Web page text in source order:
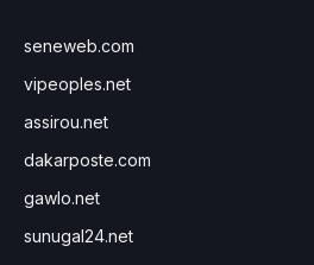
seneweb.com
vipeoples.net
assirou.net
dakarposte.com
gawlo.net
sunugal24.net